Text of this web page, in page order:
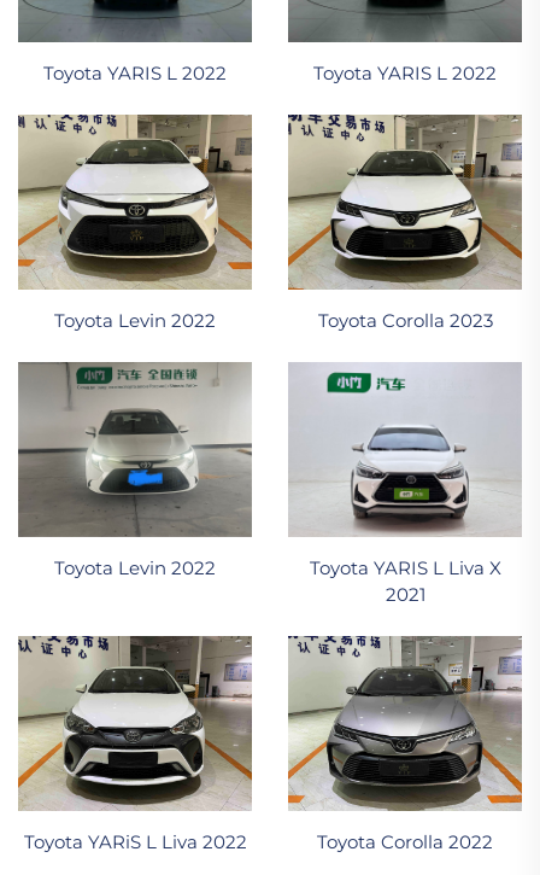
Toyota YARIS L 2022 Toyota YARIS L 2022
Toyota Levin 2022 Toyota Corolla 2023
Toyota Levin 2022
Toyota YARIS L Liva X
2021
Toyota YARiS L Liva 2022 Toyota Corolla 2022